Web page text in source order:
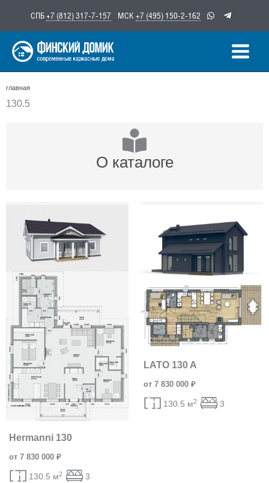
содержимому
СПБ+7 (812) 317-7-157 МСК +7 (495) 150-2-162
главная
130.5
О каталоге
Hermanni 130
от 7 830 000 ₽
130.5 м2 3
LATO 130 A
от 7 830 000 ₽
130.5 м2 3